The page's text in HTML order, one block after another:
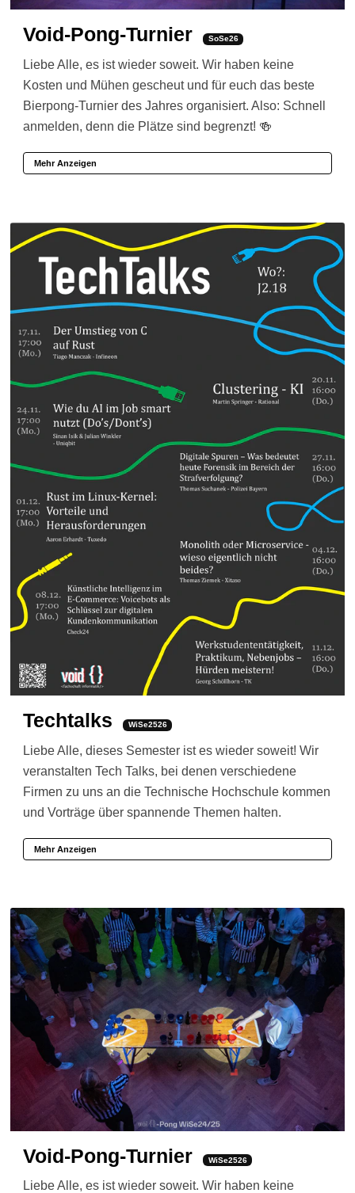
Void-Pong-Turnier SoSe26
Liebe Alle, es ist wieder soweit. Wir haben keine
Kosten und Mühen gescheut und für euch das beste
Bierpong-Turnier des Jahres organisiert. Also: Schnell
anmelden, denn die Plätze sind begrenzt! 🍻
Mehr Anzeigen
Techtalks WiSe2526
Liebe Alle, dieses Semester ist es wieder soweit! Wir
veranstalten Tech Talks, bei denen verschiedene
Firmen zu uns an die Technische Hochschule kommen
und Vorträge über spannende Themen halten.
Mehr Anzeigen
Void-Pong-Turnier WiSe2526
Liebe Alle, es ist wieder soweit. Wir haben keine